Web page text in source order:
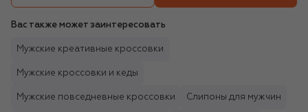
Вас также может заинтересовать
Мужские креативные кроссовки
Мужские кроссовки и кеды
Мужские повседневные кроссовки Слипоны для мужчин